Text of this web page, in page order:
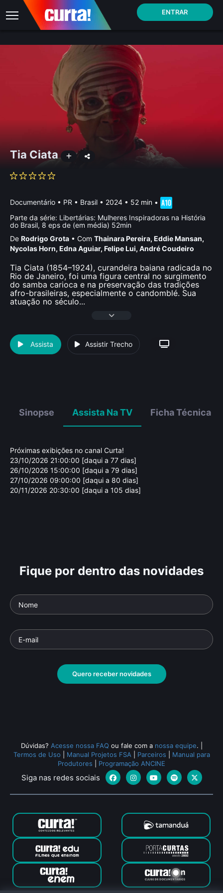
ENTRAR
Tia Ciata
Documentário • PR • Brasil • 2024 • 52 min •
Parte da série: Libertárias: Mulheres Inspiradoras na História
do Brasil, 8 eps de (em média) 52min
De Rodrigo Grota • Com Thainara Pereira, Eddie Mansan,
Nycolas Horn, Edna Aguiar, Felipe Lui, André Coudeiro
Tia Ciata (1854–1924), curandeira baiana radicada no
Rio de Janeiro, foi uma figura central no surgimento
do samba carioca e na preservação das tradições
afro-brasileiras, especialmente o candomblé. Sua
atuação no século...
Assista Assistir Trecho
Sinopse Assista Na TV Ficha Técnica
Próximas exibições no canal Curta!
23/10/2026 21:00:00 [daqui a 77 dias]
26/10/2026 15:00:00 [daqui a 79 dias]
27/10/2026 09:00:00 [daqui a 80 dias]
20/11/2026 20:30:00 [daqui a 105 dias]
O Candomblé do Brasil,
min •
Fique por dentro das novidades
Quero receber novidades
Dúvidas? Acesse nossa FAQ ou fale com a nossa equipe.
Termos de Uso
Manual Projetos FSA Parceiros
Manual para
Produtores
Programação ANCINE
Siga nas redes sociais